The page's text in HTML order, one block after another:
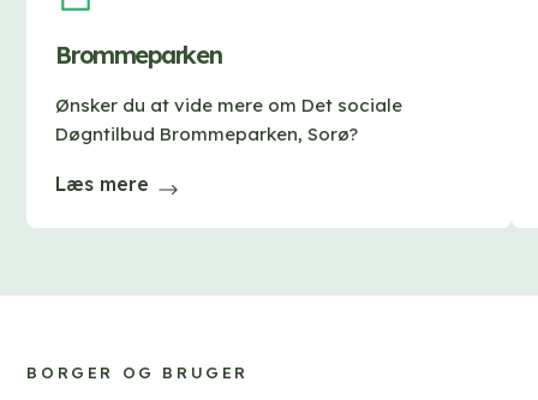
Brommeparken
Ønsker du at vide mere om Det sociale
Døgntilbud Brommeparken, Sorø?
Læs mere
BORGER OG BRUGER